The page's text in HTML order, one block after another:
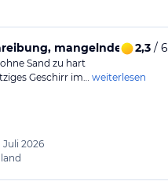
mangelnde Hygiene
2,3/ 6
Sand zu hart
Geschirr im… weiterlesen
Juli 2026